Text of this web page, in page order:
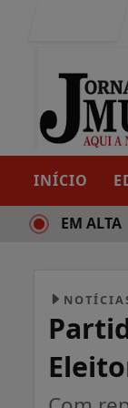
INÍCIO
EM ALTA